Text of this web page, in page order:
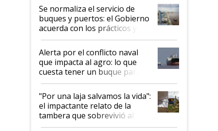
Se normaliza el servicio de
buques y puertos: el Gobierno
acuerda con los prácticos y
suspende el decreto de
desregulación
Alerta por el conflicto naval
que impacta al agro: lo que
cuesta tener un buque parado
y el peligro de que Argentina
pase a ser "país sucio"
"Por una laja salvamos la vida":
el impactante relato de la
tambera que sobrevivió al
tornado